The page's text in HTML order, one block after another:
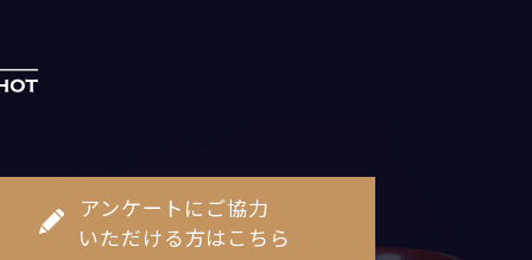
アンケートにご協力
いただける方はこちら